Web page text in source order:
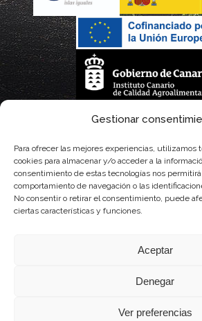
Gestionar
Para ofrecer las mejores experiencias, utilizamos
cookies para almacenar y/o acceder a la
consentimiento de estas tecnologías nos
comportamiento de navegación o las
No consentir o retirar el consentimiento, puede
ciertas características y funciones.
Aceptar
Denegar
Ver preferencias
La gestión de la DOP Lanzarote realizada por este
con fondos provenientes del presupuesto de
Calidad Agroalimentaria